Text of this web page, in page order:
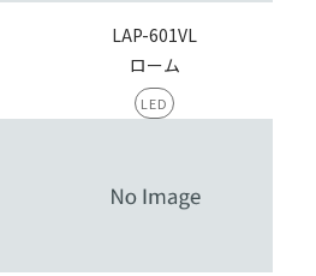
LAP-601VL
ローム
LED